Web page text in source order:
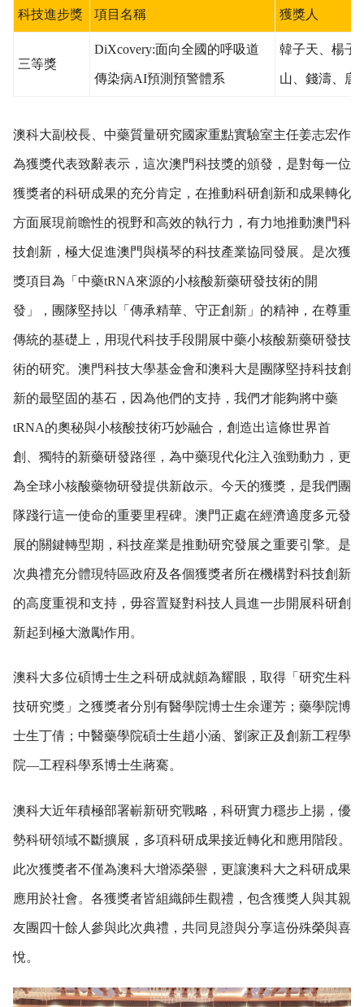
科技進步獎 項目名稱 獲獎人
三等獎
DiXcovery:面向全國的呼吸道
傳染病AI預測預警體系
韓子天、楊子
山、錢濤、唐
澳科大副校長、中藥質量研究國家重點實驗室主任姜志宏作
為獲獎代表致辭表示，這次澳門科技獎的頒發，是對每一位
獲獎者的科研成果的充分肯定，在推動科研創新和成果轉化
方面展現前瞻性的視野和高效的執行力，有力地推動澳門科
技創新，極大促進澳門與橫琴的科技產業協同發展。是次獲
獎項目為「中藥tRNA來源的小核酸新藥研發技術的開
發」，團隊堅持以「傳承精華、守正創新」的精神，在尊重
傳統的基礎上，用現代科技手段開展中藥小核酸新藥研發技
術的研究。澳門科技大學基金會和澳科大是團隊堅持科技創
新的最堅固的基石，因為他們的支持，我們才能夠將中藥
tRNA的奧秘與小核酸技術巧妙融合，創造出這條世界首
創、獨特的新藥研發路徑，為中藥現代化注入強勁動力，更
為全球小核酸藥物研發提供新啟示。今天的獲獎，是我們團
隊踐行這一使命的重要里程碑。澳門正處在經濟適度多元發
展的關鍵轉型期，科技産業是推動研究發展之重要引擎。是
次典禮充分體現特區政府及各個獲獎者所在機構對科技創新
的高度重視和支持，毋容置疑對科技人員進一步開展科研創
新起到極大激勵作用。
澳科大多位碩博士生之科研成就頗為耀眼，取得「研究生科
技研究獎」之獲獎者分別有醫學院博士生余運芳；藥學院博
士生丁倩；中醫藥學院碩士生趙小涵、劉家正及創新工程學
院—工程科學系博士生蔣騫。
澳科大近年積極部署嶄新研究戰略，科研實力穩步上揚，優
勢科研領域不斷擴展，多項科研成果接近轉化和應用階段。
此次獲獎者不僅為澳科大增添榮譽，更讓澳科大之科研成果
應用於社會。各獲獎者皆組織師生觀禮，包含獲獎人與其親
友團四十餘人參與此次典禮，共同見證與分享這份殊榮與喜
悅。